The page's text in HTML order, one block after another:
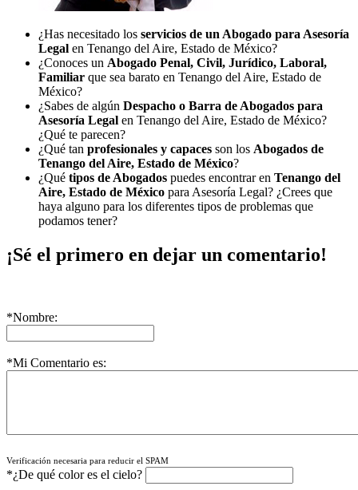
¿Has necesitado los servicios de un Abogado para Asesoría
Legal en Tenango del Aire, Estado de México?
¿Conoces un Abogado Penal, Civil, Jurídico, Laboral,
Familiar que sea barato en Tenango del Aire, Estado de
México?
¿Sabes de algún Despacho o Barra de Abogados para
Asesoría Legal en Tenango del Aire, Estado de México?
¿Qué te parecen?
¿Qué tan profesionales y capaces son los Abogados de
Tenango del Aire, Estado de México?
¿Qué tipos de Abogados puedes encontrar en Tenango del
Aire, Estado de México para Asesoría Legal? ¿Crees que
haya alguno para los diferentes tipos de problemas que
podamos tener?
¡Sé el primero en dejar un comentario!
*Nombre:
*Mi Comentario es:
Verificación necesaria para reducir el SPAM
*¿De qué color es el cielo?